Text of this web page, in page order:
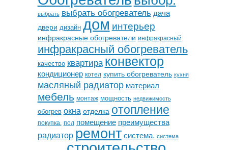
выбрать выбрать обогреватель дача
двери дизайн дом интерьер
инфракрасные обогреватели инфракрасный
инфракрасный обогреватель
качество квартираконвектор
кондиционер котел купить обогреватель кухня
масляный радиатор материал
мебель монтаж мощность недвижимость
обогрев окна отделка отопление
покупка. пол помещение преимущества
радиатор ремонт система. система